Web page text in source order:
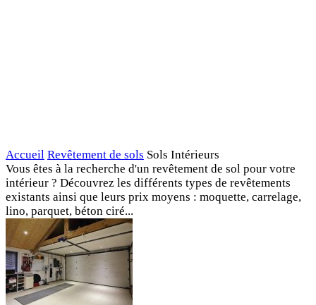
Accueil Revêtement de sols Sols Intérieurs
Vous êtes à la recherche d'un revêtement de sol pour votre
intérieur ? Découvrez les différents types de revêtements
existants ainsi que leurs prix moyens : moquette, carrelage,
lino, parquet, béton ciré...